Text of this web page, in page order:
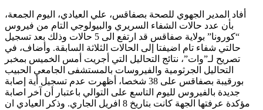
أفاد المدير الجهوي للصحة بصفاقس، علي العيادي، اليوم الجمعة،
بأن عدد حالات الشفاء السريري والبيولوجي التام من فيروس
“كورونا” بولاية صفاقس قد ارتفع الى 5 حالات وذلك بعد تسجيل
حالتي شفاء تام اضيفتا إلى الحالات الثلاثة السابقة. وأضاف، في
تصريح لـ”وات”، نتائج التحاليل التي أجريت أمس الخميس بمخبر
التحاليل الجرثومية والفيروسات بالمستشفى الجامعي الحبيب
بورقيبة بصفاقس على 38 شخصا، أظهرت عدم تسجيل أية إصابة
جديدة بالفيروس لليوم التاسع على التوالي باعتبار أن آخر اصابة
مؤكدة عرفتها الجهة كانت بتاريخ 8 افريل الجاري. وذكر العيادي ان